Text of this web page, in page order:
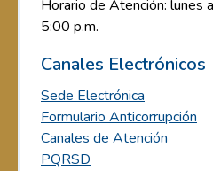
Horario de Atención: lunes
5:00 p.m.
Canales Electrónicos
Sede Electrónica
Formulario Anticorrupción
Canales de Atención
PQRSD